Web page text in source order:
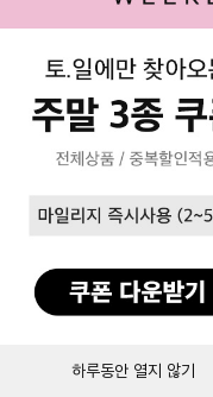
하루동안 열지 않기
장바구니
상품평(25)
상품평 작성시 1,000P를 즉시 적
추가로 적립됩니다.
나의 사이즈 입력 시 500P 추가
베스트 상품평으로 선정되시면
상품과 무관하거나 실제 촬영하
등록하는 경우 이미지 비노출 및